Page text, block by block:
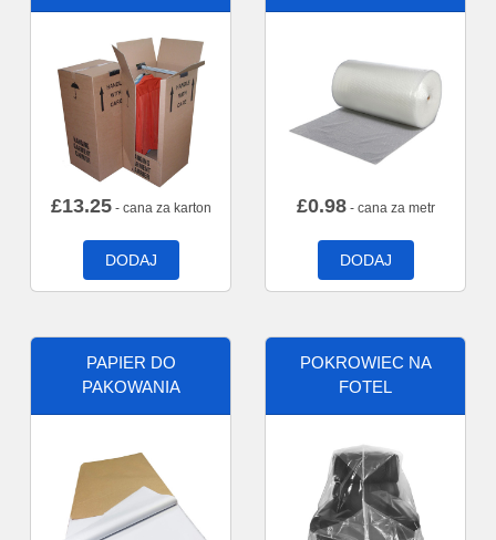
£13.25- cana za karton
DODAJ
£0.98- cana za metr
DODAJ
PAPIER DO
PAKOWANIA
POKROWIEC NA
FOTEL